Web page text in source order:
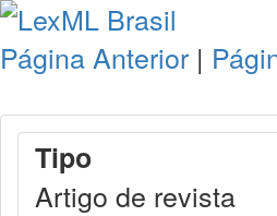
Página Anterior |
Tipo
Artigo de revista